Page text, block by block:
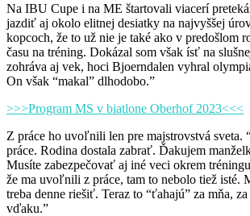
Na IBU Cupe i na ME štartovali viacerí
jazdiť aj okolo elitnej desiatky na najvyššej
kopcoch, že to už nie je také ako v predošlom
času na tréning. Dokázal som však ísť na
zohráva aj vek, hoci Bjoerndalen vyhral
On však “makal” dlhodobo.”
>>>Program MS v biatlone Oberhof 2023<<<
Z práce ho uvoľnili len pre majstrovstvá sveta.
práce. Rodina dostala zabrať. Ďakujem
Musíte zabezpečovať aj iné veci okrem
že ma uvoľnili z práce, tam to nebolo tiež isté.
treba denne riešiť. Teraz to “ťahajú” za mňa,
vďaku.”